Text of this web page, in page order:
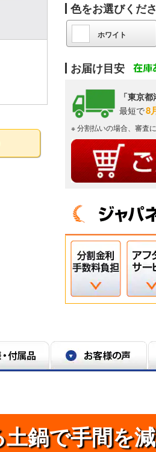
色をお選びくだ
ホワイト
お届け目安
「東京都
最短で8
※ 分割払いの場合、審査
土鍋で手間を